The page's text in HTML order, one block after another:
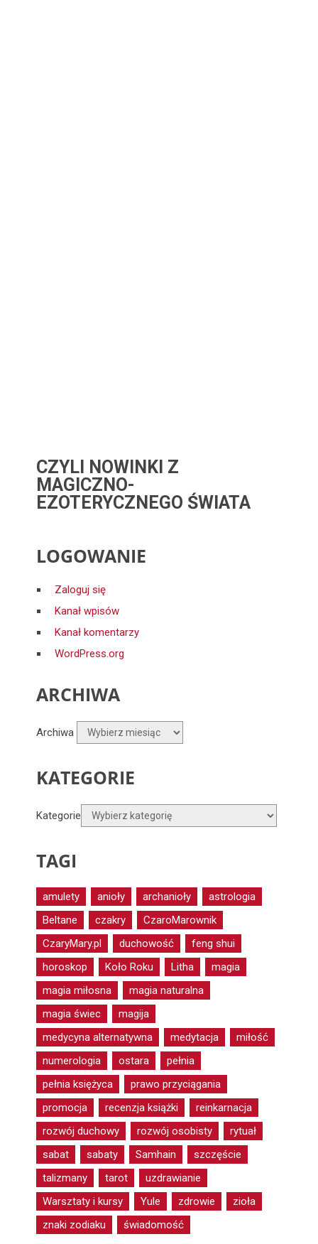
CZYLI NOWINKI Z
MAGICZNO-
EZOTERYCZNEGO ŚWIATA
LOGOWANIE
Zaloguj się
Kanał wpisów
Kanał komentarzy
WordPress.org
ARCHIWA
Archiwa
KATEGORIE
Kategorie
TAGI
amulety anioły archanioły
astrologia
Beltane
czakry
CzaroMarownik
CzaryMary.pl
duchowość
feng shui
horoskop
Koło Roku Litha
magia
magia miłosna
magia naturalna
magia świec
magija
medycyna alternatywna
medytacja
miłość
numerologia
ostara
pełnia
pełnia księżyca
prawo przyciągania
promocja
recenzja książki
reinkarnacja
rozwój duchowy
rozwój osobisty
rytuał
sabat
sabaty Samhain
szczęście
talizmany
tarot
uzdrawianie
Warsztaty i kursy
Yule zdrowie
zioła
znaki zodiaku
świadomość